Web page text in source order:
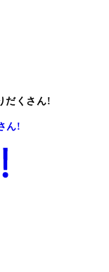
だくさん!
ん!